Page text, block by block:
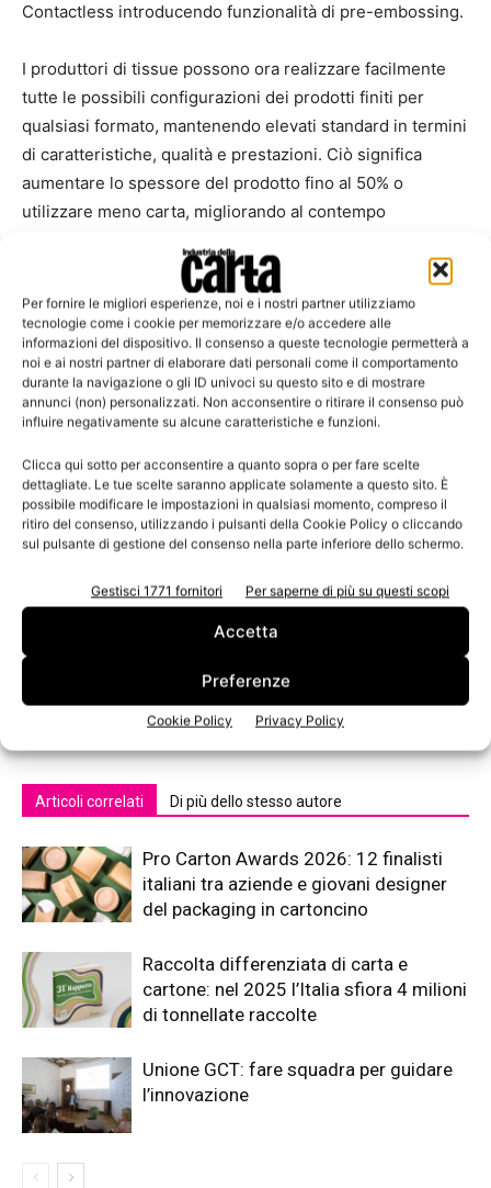
Per fornire le migliori esperienze, noi e i nostri partner utilizziamo
tecnologie come i cookie per memorizzare e/o accedere alle
informazioni del dispositivo. Il consenso a queste tecnologie permetterà a
noi e ai nostri partner di elaborare dati personali come il comportamento
durante la navigazione o gli ID univoci su questo sito e di mostrare
annunci (non) personalizzati. Non acconsentire o ritirare il consenso può
influire negativamente su alcune caratteristiche e funzioni.
Clicca qui sotto per acconsentire a quanto sopra o per fare scelte
dettagliate. Le tue scelte saranno applicate solamente a questo sito. È
possibile modificare le impostazioni in qualsiasi momento, compreso il
ritiro del consenso, utilizzando i pulsanti della Cookie Policy o cliccando
sul pulsante di gestione del consenso nella parte inferiore dello schermo.
Gestisci 1771 fornitori Per saperne di più su questi scopi
Accetta
Preferenze
Cookie Policy Privacy Policy
Contactless introducendo funzionalità di pre-embossing.
I produttori di tissue possono ora realizzare facilmente
tutte le possibili configurazioni dei prodotti finiti per
qualsiasi formato, mantenendo elevati standard in termini
di caratteristiche, qualità e prestazioni. Ciò significa
aumentare lo spessore del prodotto fino al 50% o
utilizzare meno carta, migliorando al contempo
Warm-up Next elimina la necessità di una fonte d’acqua,
rimuovendo le fasi di bagnatura e asciugatura della carta
durante la produzione.
Inoltre, garantisce che la complessità della linea di
stazione di pre-embossing non altera il funzionamento
della macchina, non richiede modifiche agli impianti
esistenti, non introduce complessità per gli operatori e
non necessita nuove competenze di manutenzione.
Articoli correlati Di più dello stesso autore
Pro Carton Awards 2026: 12 finalisti
italiani tra aziende e giovani designer
del packaging in cartoncino
Raccolta differenziata di carta e
cartone: nel 2025 l’Italia sfiora 4 milioni
di tonnellate raccolte
Unione GCT: fare squadra per guidare
l’innovazione